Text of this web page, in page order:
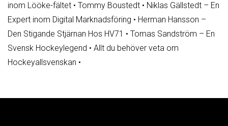
inom Lööke-fältet • Tommy Boustedt • Niklas Gällstedt – En
Expert inom Digital Marknadsföring • Herman Hansson –
Den Stigande Stjärnan Hos HV71 • Tomas Sandström – En
Svensk Hockeylegend • Allt du behöver veta om
Hockeyallsvenskan •